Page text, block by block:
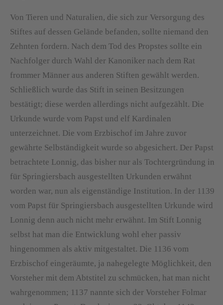
Von Tieren und Naturalien, die sich zur Versorgung des
Stiftes auf dessen Gelände befanden, sollte niemand den
Zehnten fordern. Nach dem Tod des Propstes sollte ein
Nachfolger durch Wahl der Kanoniker nach dem Rat
frommer Männer aus anderen Stiften gewählt werden.
Schließlich wurde das Stift in seinen Besitzungen
bestätigt; diese werden allerdings nicht aufgezählt. Die
Urkunde wurde vom Papst und elf Kardinalen
unterzeichnet. Die vom Erzbischof im Jahre zuvor
gewährte Selbständigkeit wurde so abgesichert. Der Papst
betrachtete Lonnig, das bisher nur als Tochtergründung in
für Springiersbach ausgestellten Urkunden erwähnt
worden war, nun als eigenständige Institution. In der 1139
vom Papst für Springiersbach ausgestellten Urkunde wird
Lonnig denn auch nicht mehr erwähnt. Im Stift Lonnig
selbst hat man die Entwicklung wohl eher passiv
hingenommen als aktiv mitgestaltet. Die 1136 vom
Erzbischof eingeräumte, ja nahegelegte Möglichkeit, den
Vorsteher mit dem Abtstitel zu schmücken, hat man nicht
wahrgenommen; 1137 nannte sich der Vorsteher Folmar